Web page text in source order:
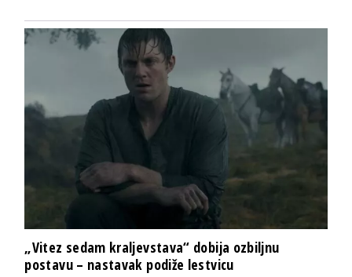
„Vitez sedam kraljevstava“ dobija ozbiljnu
postavu – nastavak podiže lestvicu